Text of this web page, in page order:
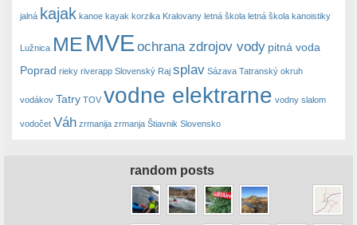
jalná kajak kanoe kayak korzika Kralovany letná škola letná škola kanoistiky
Lužnica ME MVE ochrana zdrojov vody pitná voda
Poprad rieky riverapp Slovenský Raj splav Sázava Tatranský okruh
vodákov Tatry TOV vodne elektrarne vodny slalom
vodočet Váh zrmanija zrmanja Štiavnik Slovensko
random posts